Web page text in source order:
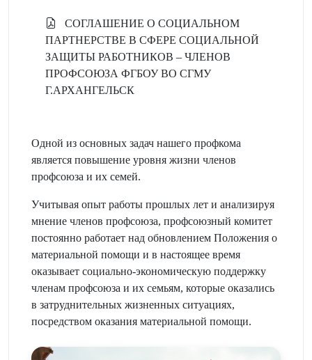
СОГЛАШЕНИЕ О СОЦИАЛЬНОМ
ПАРТНЕРСТВЕ В СФЕРЕ СОЦИАЛЬНОЙ
ЗАЩИТЫ РАБОТНИКОВ – ЧЛЕНОВ
ПРОФСОЮЗА ФГБОУ ВО СГМУ
Г.АРХАНГЕЛЬСК
Одной из основных задач нашего профкома
является повышение уровня жизни членов
профсоюза и их семей.
Учитывая опыт работы прошлых лет и анализируя
мнение членов профсоюза, профсоюзный комитет
постоянно работает над обновлением Положения о
материальной помощи и в настоящее время
оказывает социально-экономическую поддержку
членам профсоюза и их семьям, которые оказались
в затруднительных жизненных ситуациях,
посредством оказания материальной помощи.